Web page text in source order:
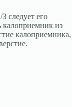
следует его
калоприемник из
калоприемника,